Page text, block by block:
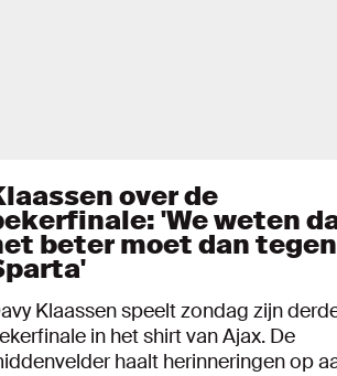
over de
'We weten
beter moet dan tegen
Klaassen speelt zondag zijn
in het shirt van Ajax. De
haalt herinneringen op